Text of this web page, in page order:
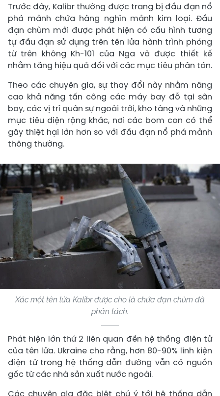
Trước đây, Kalibr thường được trang bị đầu đạn nổ
phá mảnh chứa hàng nghìn mảnh kim loại. Đầu
đạn chùm mới được phát hiện có cấu hình tương
tự đầu đạn sử dụng trên tên lửa hành trình phóng
từ trên không Kh-101 của Nga và được thiết kế
nhằm tăng hiệu quả đối với các mục tiêu phân tán.
Theo các chuyên gia, sự thay đổi này nhằm nâng
cao khả năng tấn công các máy bay đỗ tại sân
bay, các vị trí quân sự ngoài trời, kho tàng và những
mục tiêu diện rộng khác, nơi các bom con có thể
gây thiệt hại lớn hơn so với đầu đạn nổ phá mảnh
thông thường.
Xác một tên lửa Kalibr được cho là chứa đạn chùm đã
phân tách.
Phát hiện lớn thứ 2 liên quan đến hệ thống điện tử
của tên lửa. Ukraine cho rằng, hơn 80-90% linh kiện
điện tử trong hệ thống dẫn đường vẫn có nguồn
gốc từ các nhà sản xuất nước ngoài.